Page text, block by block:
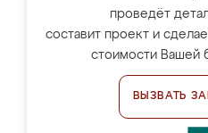
проведёт
составит проект и
стоимости Вашей
ВЫЗВАТЬ